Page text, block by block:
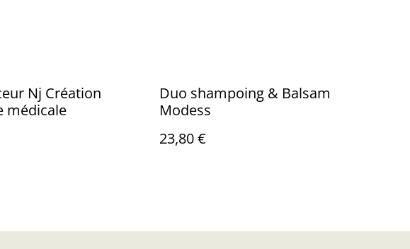
Nj Création
médicale
Duo shampoing & Balsam
Modess
23,80 €